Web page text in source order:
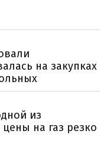
на закупках
из
на газ резко